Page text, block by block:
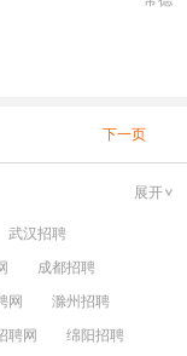
下一页
展开
武汉招聘
成都招聘
网
滁州招聘
聘网 绵阳招聘